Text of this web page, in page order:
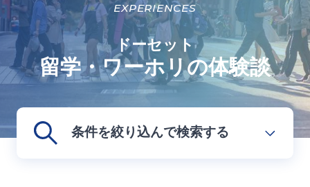
EXPERIENCES
ドーセット
留学・ワーホリの体験談
条件を絞り込んで検索する